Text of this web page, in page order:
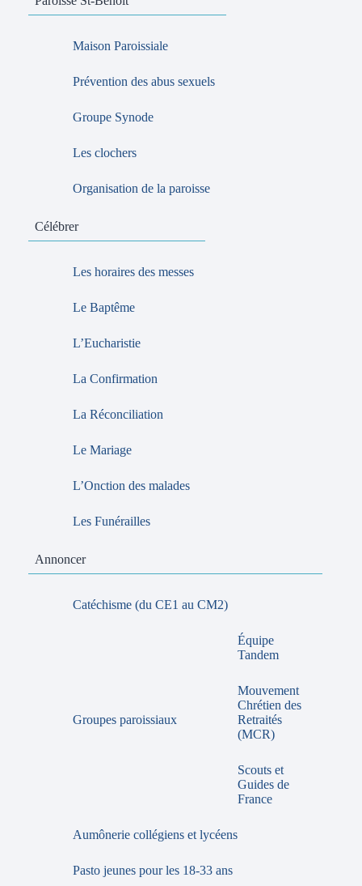
Maison Paroissiale
Prévention des abus sexuels
Groupe Synode
Les clochers
Organisation de la paroisse
Célébrer
Les horaires des messes
Le Baptême
L’Eucharistie
La Confirmation
La Réconciliation
Le Mariage
L’Onction des malades
Les Funérailles
Annoncer
Catéchisme (du CE1 au CM2)
Groupes paroissiaux
Équipe
Tandem
Mouvement
Chrétien des
Retraités
(MCR)
Scouts et
Guides de
France
Aumônerie collégiens et lycéens
Pasto jeunes pour les 18-33 ans